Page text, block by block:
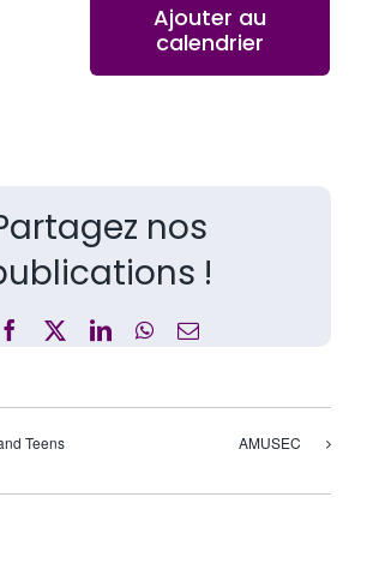
Ajouter au
calendrier
nos
!
Facebook
X LinkedInWhatsApp
Email
Teens AMUSEC